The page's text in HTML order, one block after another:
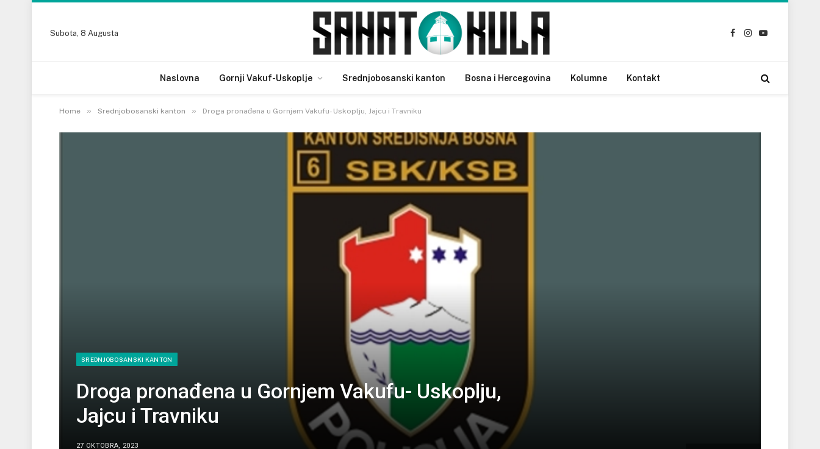
Subota, 8 Augusta
Facebook
Instagram
YouTube
Naslovna Gornji Vakuf-Uskoplje Srednjobosanski kanton Bosna i Hercegovina Kolumne Kontakt
Home » Srednjobosanski kanton » Droga pronađena u Gornjem Vakufu- Uskoplju, Jajcu i Travniku
SREDNJOBOSANSKI KANTON
Droga pronađena u Gornjem Vakufu- Uskoplju,
Jajcu i Travniku
27 OKTOBRA, 2023